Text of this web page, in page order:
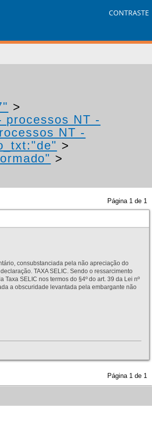
CONTRASTE
>
processos NT -
NT -
>
>
Página 1 de 1
consubstanciada pela não apreciação do
TAXA SELIC. Sendo o ressarcimento
SELIC nos termos do §4º do art. 39 da Lei nº
a obscuridade levantada pela embargante não
Página 1 de 1